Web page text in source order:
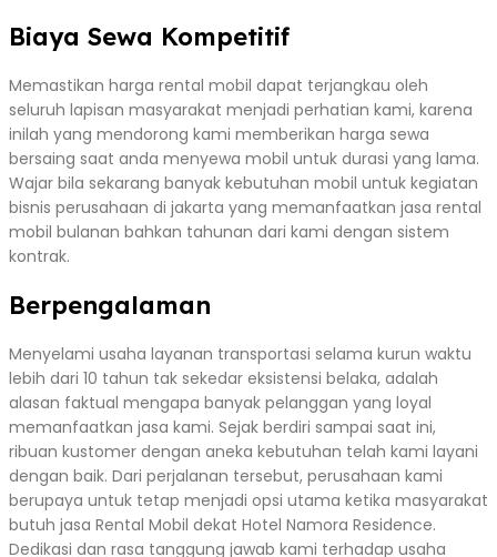
Biaya Sewa Kompetitif
Memastikan harga rental mobil dapat terjangkau oleh
seluruh lapisan masyarakat menjadi perhatian kami, karena
inilah yang mendorong kami memberikan harga sewa
bersaing saat anda menyewa mobil untuk durasi yang lama.
Wajar bila sekarang banyak kebutuhan mobil untuk kegiatan
bisnis perusahaan di jakarta yang memanfaatkan jasa rental
mobil bulanan bahkan tahunan dari kami dengan sistem
kontrak.
Berpengalaman
Menyelami usaha layanan transportasi selama kurun waktu
lebih dari 10 tahun tak sekedar eksistensi belaka, adalah
alasan faktual mengapa banyak pelanggan yang loyal
memanfaatkan jasa kami. Sejak berdiri sampai saat ini,
ribuan kustomer dengan aneka kebutuhan telah kami layani
dengan baik. Dari perjalanan tersebut, perusahaan kami
berupaya untuk tetap menjadi opsi utama ketika masyarakat
butuh jasa Rental Mobil dekat Hotel Namora Residence.
Dedikasi dan rasa tanggung jawab kami terhadap usaha